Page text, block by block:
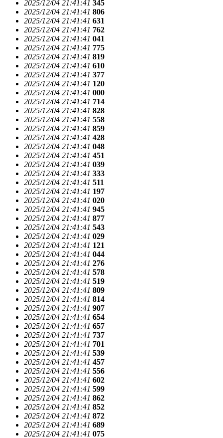
2025/12/04 21:41:41 345
2025/12/04 21:41:41 806
2025/12/04 21:41:41 631
2025/12/04 21:41:41 762
2025/12/04 21:41:41 041
2025/12/04 21:41:41 775
2025/12/04 21:41:41 819
2025/12/04 21:41:41 610
2025/12/04 21:41:41 377
2025/12/04 21:41:41 120
2025/12/04 21:41:41 000
2025/12/04 21:41:41 714
2025/12/04 21:41:41 828
2025/12/04 21:41:41 558
2025/12/04 21:41:41 859
2025/12/04 21:41:41 428
2025/12/04 21:41:41 048
2025/12/04 21:41:41 451
2025/12/04 21:41:41 039
2025/12/04 21:41:41 333
2025/12/04 21:41:41 511
2025/12/04 21:41:41 197
2025/12/04 21:41:41 020
2025/12/04 21:41:41 945
2025/12/04 21:41:41 877
2025/12/04 21:41:41 543
2025/12/04 21:41:41 029
2025/12/04 21:41:41 121
2025/12/04 21:41:41 044
2025/12/04 21:41:41 276
2025/12/04 21:41:41 578
2025/12/04 21:41:41 519
2025/12/04 21:41:41 809
2025/12/04 21:41:41 814
2025/12/04 21:41:41 907
2025/12/04 21:41:41 654
2025/12/04 21:41:41 657
2025/12/04 21:41:41 737
2025/12/04 21:41:41 701
2025/12/04 21:41:41 539
2025/12/04 21:41:41 457
2025/12/04 21:41:41 556
2025/12/04 21:41:41 602
2025/12/04 21:41:41 599
2025/12/04 21:41:41 862
2025/12/04 21:41:41 852
2025/12/04 21:41:41 872
2025/12/04 21:41:41 689
2025/12/04 21:41:41 075